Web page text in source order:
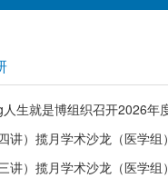
生就是博组织召开2026年
四讲）揽月学术沙龙（医学组）
三讲）揽月学术沙龙（医学组）